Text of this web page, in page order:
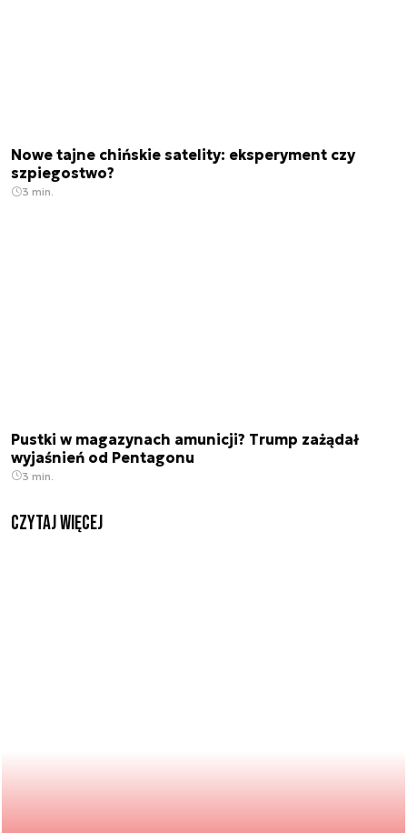
Nowe tajne chińskie satelity: eksperyment czy
szpiegostwo?
3 min.
Pustki w magazynach amunicji? Trump zażądał
wyjaśnień od Pentagonu
3 min.
czytaj więcej